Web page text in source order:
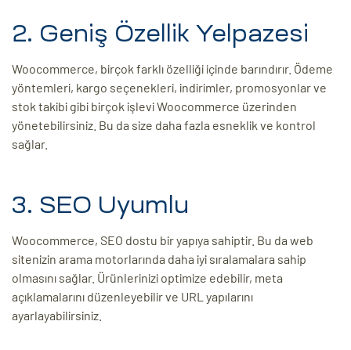
2. Geniş Özellik Yelpazesi
Woocommerce, birçok farklı özelliği içinde barındırır. Ödeme
yöntemleri, kargo seçenekleri, indirimler, promosyonlar ve
stok takibi gibi birçok işlevi Woocommerce üzerinden
yönetebilirsiniz. Bu da size daha fazla esneklik ve kontrol
sağlar.
3. SEO Uyumlu
Woocommerce, SEO dostu bir yapıya sahiptir. Bu da web
sitenizin arama motorlarında daha iyi sıralamalara sahip
olmasını sağlar. Ürünlerinizi optimize edebilir, meta
açıklamalarını düzenleyebilir ve URL yapılarını
ayarlayabilirsiniz.